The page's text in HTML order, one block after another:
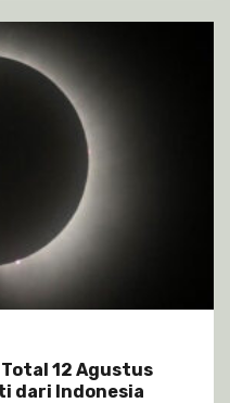
Total 12 Agustus
dari Indonesia